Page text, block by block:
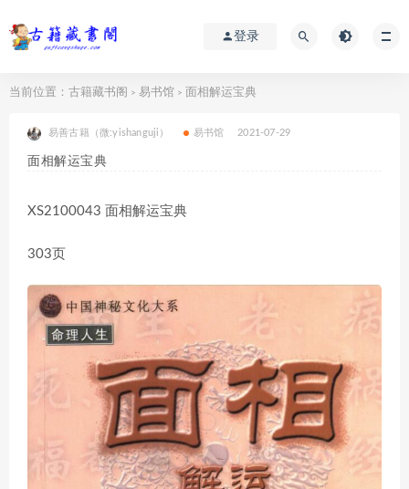
登录
当前位置： 古籍藏书阁 > 易书馆 > 面相解运宝典
易善古籍（微:yishanguji） 易书馆 2021-07-29
面相解运宝典
XS2100043 面相解运宝典
303页